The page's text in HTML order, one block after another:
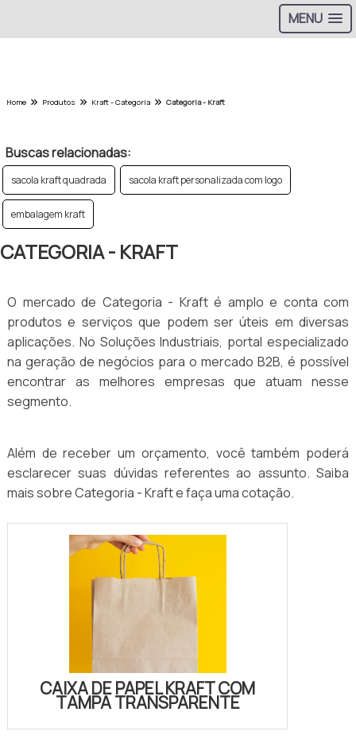
MENU
Home Produtos Kraft - Categoria Categoria - Kraft
Buscas relacionadas:
sacola kraft quadrada sacola kraft personalizada com logo
embalagem kraft
CATEGORIA - KRAFT
O mercado de Categoria - Kraft é amplo e conta com
produtos e serviços que podem ser úteis em diversas
aplicações. No Soluções Industriais, portal especializado
na geração de negócios para o mercado B2B, é possível
encontrar as melhores empresas que atuam nesse
segmento.
Além de receber um orçamento, você também poderá
esclarecer suas dúvidas referentes ao assunto. Saiba
mais sobre Categoria - Kraft e faça uma cotação.
CAIXA DE PAPEL KRAFT COM
TAMPA TRANSPARENTE